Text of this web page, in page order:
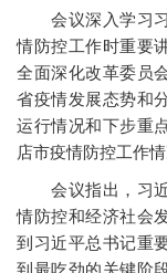
会议深入学习习
情防控工作时重要
全面深化改革委员
省疫情发展态势和
运行情况和下步重
店市疫情防控工作情
会议指出，习近
情防控和经济社会
到习近平总书记重
到最吃劲的关键阶